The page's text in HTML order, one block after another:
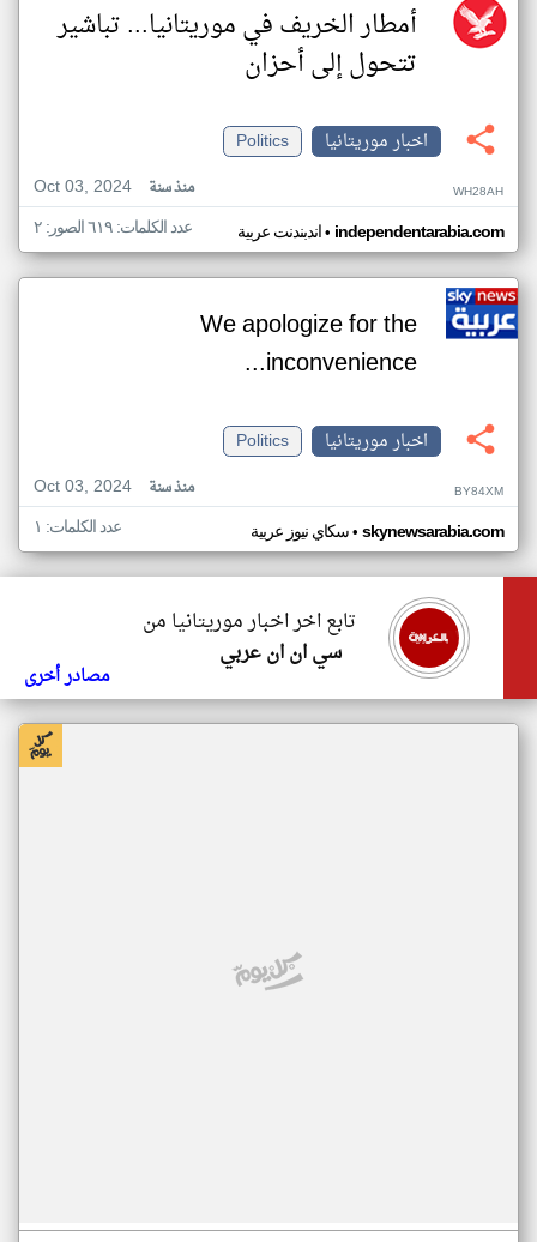
أمطار الخريف في موريتانيا... تباشير
تتحول إلى أحزان
اخبار موريتانيا
Politics
Oct 03, 2024
منذ سنة WH28AH
اندبندنت عربية• independentarabia.com عدد الكلمات: ٦١٩ الصور: ٢
We apologize for the
inconvenience...
اخبار موريتانيا
Politics
Oct 03, 2024
منذ سنة BY84XM
سكاي نيوز عربية• skynewsarabia.com عدد الكلمات: ١
تابع اخر اخبار موريتانيا من
سي ان ان عربي
مصادر أخرى